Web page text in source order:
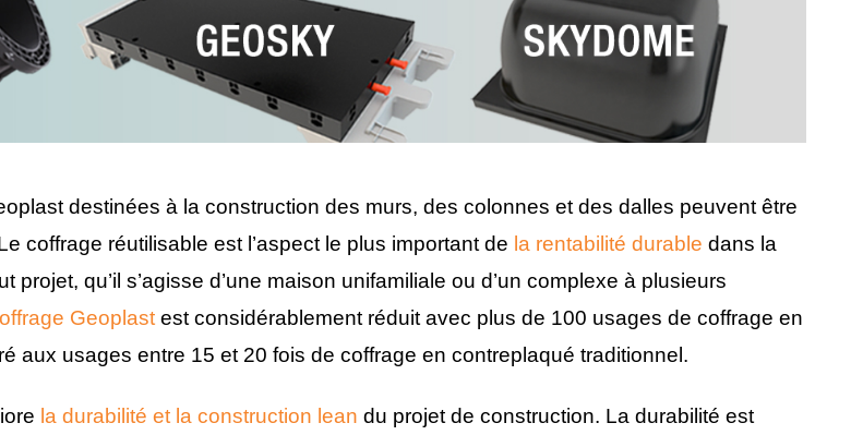
destinées à la construction des murs, des colonnes et des dalles peuvent être
coffrage réutilisable est l’aspect le plus important de la rentabilité durable dans la
projet, qu’il s’agisse d’une maison unifamiliale ou d’un complexe à plusieurs
Geoplast est considérablement réduit avec plus de 100 usages de coffrage en
aux usages entre 15 et 20 fois de coffrage en contreplaqué traditionnel.
la durabilité et la construction lean du projet de construction. La durabilité est